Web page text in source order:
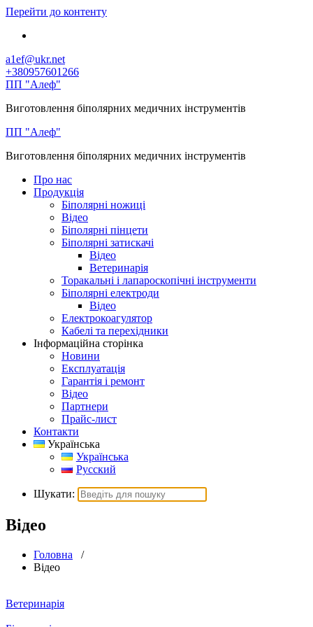
Перейти до контенту
a1ef@ukr.net
+380957601266
ПП "Алеф"
Виготовлення біполярних медичних інструментів
ПП "Алеф"
Виготовлення біполярних медичних інструментів
Про нас
Продукція
Біполярні ножиці
Відео
Біполярні пінцети
Біполярні затискачі
Відео
Ветеринарія
Торакальні і лапароскопічні інструменти
Біполярні електроди
Відео
Електрокоагулятор
Кабелі та перехідники
Інформаційна сторінка
Новини
Експлуатація
Гарантія і ремонт
Відео
Партнери
Прайс-лист
Контакти
Українська
Українська
Русский
Шукати:
Відео
Головна /
Відео
Ветеринарія